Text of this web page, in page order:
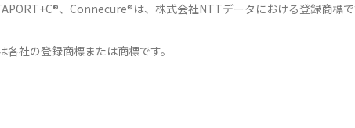
、Connecure®は、株式会社NTTデータにおける登録商標で
社の登録商標または商標です。